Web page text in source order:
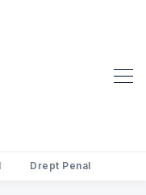
Drept Penal